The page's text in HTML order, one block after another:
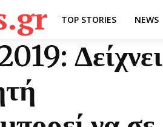
TOP STORIES NEWS
Δείχνει